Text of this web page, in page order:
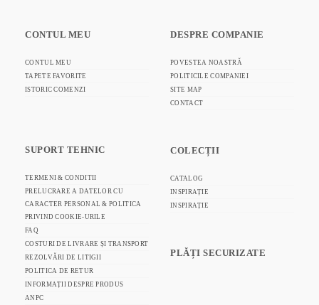
CONTUL MEU
CONTUL MEU
TAPETE FAVORITE
ISTORIC COMENZI
SUPORT TEHNIC
TERMENI & CONDITII
PRELUCRARE A DATELOR CU
CARACTER PERSONAL & POLITICA
PRIVIND COOKIE-URILE
FAQ
COSTURI DE LIVRARE ȘI TRANSPORT
REZOLVĂRI DE LITIGII
POLITICA DE RETUR
INFORMAȚII DESPRE PRODUS
ANPC
DESPRE COMPANIE
POVESTEA NOASTRĂ
POLITICILE COMPANIEI
SITE MAP
CONTACT
COLECȚII
CATALOG
INSPIRAȚIE
INSPIRAȚIE
PLĂȚI SECURIZATE